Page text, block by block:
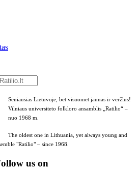
Seniausias Lietuvoje, bet visuomet jaunas ir veržlus!
Vilniaus universiteto folkloro ansamblis „Ratilio“ –
nuo 1968 m.
The oldest one in Lithuania, yet always young and
"Ratilio" – since 1968.
us on